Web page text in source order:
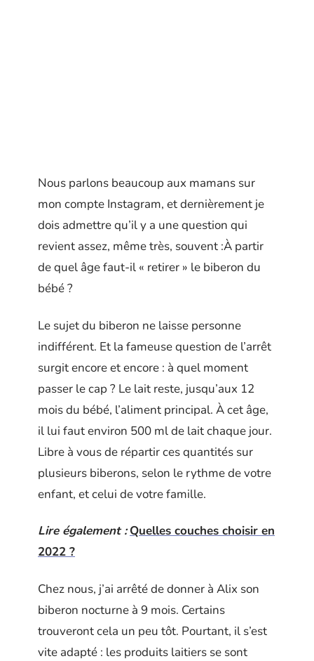
Nous parlons beaucoup aux mamans sur
mon compte Instagram, et dernièrement je
dois admettre qu’il y a une question qui
revient assez, même très, souvent :À partir
de quel âge faut-il « retirer » le biberon du
bébé ?
Le sujet du biberon ne laisse personne
indifférent. Et la fameuse question de l’arrêt
surgit encore et encore : à quel moment
passer le cap ? Le lait reste, jusqu’aux 12
mois du bébé, l’aliment principal. À cet âge,
il lui faut environ 500 ml de lait chaque jour.
Libre à vous de répartir ces quantités sur
plusieurs biberons, selon le rythme de votre
enfant, et celui de votre famille.
Lire également : Quelles couches choisir en
2022 ?
Chez nous, j’ai arrêté de donner à Alix son
biberon nocturne à 9 mois. Certains
trouveront cela un peu tôt. Pourtant, il s’est
vite adapté : les produits laitiers se sont